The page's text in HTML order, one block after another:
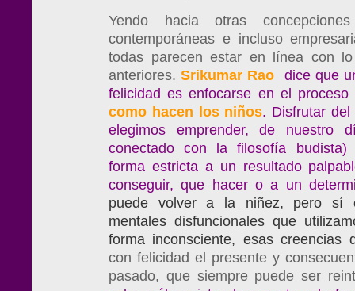
Yendo hacia otras
contemporáneas e incluso
todas parecen estar en línea con
anteriores.Srikumar Rao
dice que
felicidad es enfocarse en el
como hacen los niños. Disfrutar
elegimos emprender, de nuestro
conectado con la filosofía budista)
forma estricta a un resultado
conseguir, que hacer o a un
puede volver a la niñez, pero sí
mentales disfuncionales que
forma inconsciente, esas creencias
con felicidad el presente y
pasado, que siempre puede ser